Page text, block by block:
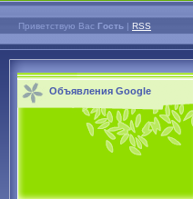
Приветствую Вас Гость | RSS
Объявления Google